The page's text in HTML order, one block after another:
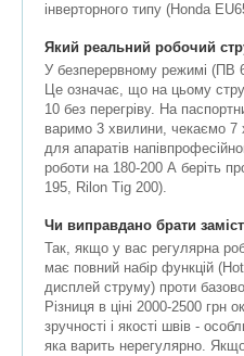
інверторного типу (Honda
Який реальний робочий
У безперервному режимі (ПВ
Це означає, що на цьому
10 без перегріву. На
варимо 3 хвилини, чекаємо
для апаратів
роботи на 180-200 А беріть
195, Rilon Tig 200).
Чи виправдано брати
Так, якщо у вас регулярна
має повний набір функцій
дисплей струму) проти
Різниця в ціні 2000-2500 грн
зручності і якості швів -
яка варить нерегулярно.